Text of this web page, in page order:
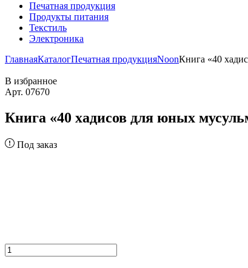
Печатная продукция
Продукты питания
Текстиль
Электроника
ГлавнаяКаталогПечатная продукцияNoonКнига «40
В избранное
Арт. 07670
Книга «40 хадисов для юных
Под заказ